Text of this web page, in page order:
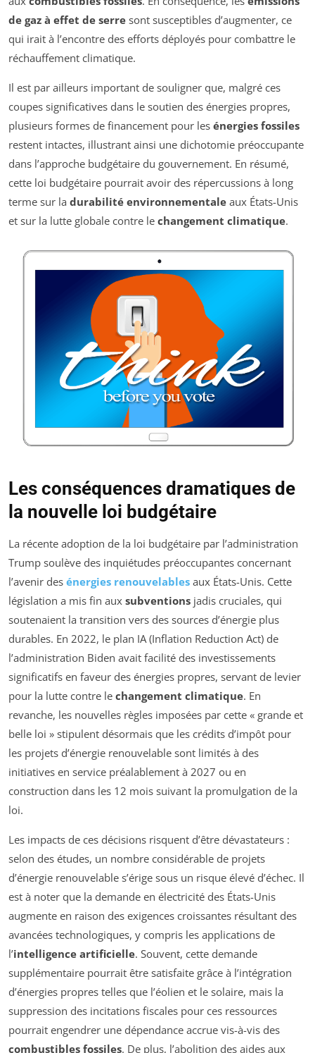
de gaz à effet de serre sont susceptibles d’augmenter, ce
qui irait à l’encontre des efforts déployés pour combattre le
réchauffement climatique.
Il est par ailleurs important de souligner que, malgré ces
coupes significatives dans le soutien des énergies propres,
plusieurs formes de financement pour les énergies fossiles
restent intactes, illustrant ainsi une dichotomie préoccupante
dans l’approche budgétaire du gouvernement. En résumé,
cette loi budgétaire pourrait avoir des répercussions à long
terme sur la durabilité environnementale aux États-Unis
et sur la lutte globale contre le changement climatique.
Les conséquences dramatiques de
la nouvelle loi budgétaire
La récente adoption de la loi budgétaire par l’administration
Trump soulève des inquiétudes préoccupantes concernant
l’avenir des énergies renouvelables aux États-Unis. Cette
législation a mis fin aux subventions jadis cruciales, qui
soutenaient la transition vers des sources d’énergie plus
durables. En 2022, le plan IA (Inflation Reduction Act) de
l’administration Biden avait facilité des investissements
significatifs en faveur des énergies propres, servant de levier
pour la lutte contre le changement climatique. En
revanche, les nouvelles règles imposées par cette « grande et
belle loi » stipulent désormais que les crédits d’impôt pour
les projets d’énergie renouvelable sont limités à des
initiatives en service préalablement à 2027 ou en
construction dans les 12 mois suivant la promulgation de la
loi.
Les impacts de ces décisions risquent d’être dévastateurs :
selon des études, un nombre considérable de projets
d’énergie renouvelable s’érige sous un risque élevé d’échec. Il
est à noter que la demande en électricité des États-Unis
augmente en raison des exigences croissantes résultant des
avancées technologiques, y compris les applications de
l’intelligence artificielle. Souvent, cette demande
supplémentaire pourrait être satisfaite grâce à l’intégration
d’énergies propres telles que l’éolien et le solaire, mais la
suppression des incitations fiscales pour ces ressources
pourrait engendrer une dépendance accrue vis-à-vis des
combustibles fossiles. De plus, l’abolition des aides aux